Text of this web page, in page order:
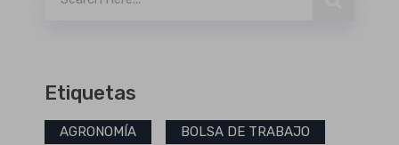
Etiquetas
AGRONOMÍA BOLSA DE TRABAJO